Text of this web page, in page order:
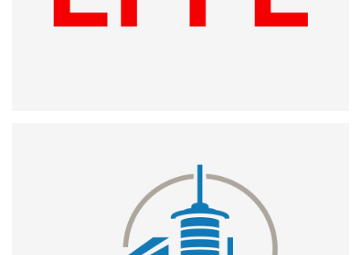
Haute Ecole d’Ingénieurs et d’Architectes de Fribourg